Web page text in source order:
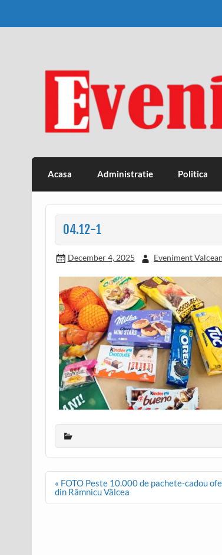
Eveniment Valcean
Acasa Administratie Politica
04.12-1
December 4, 2025 Eveniment Valcean
Post
navigation
« FOTO Peste 10.000 de pachete-cadou
din Râmnicu Vâlcea